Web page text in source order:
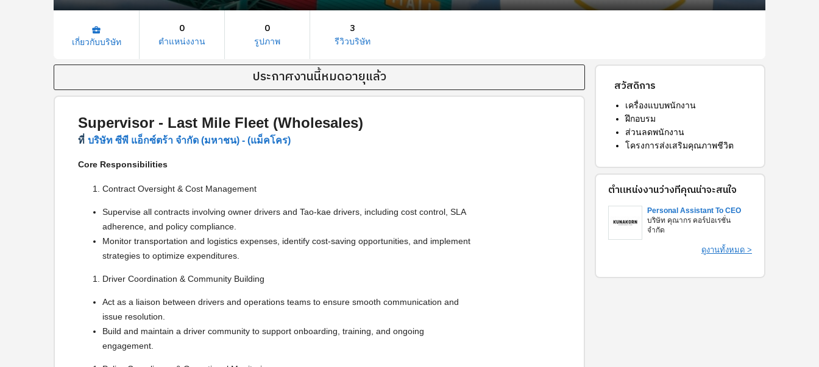
business_center
เกี่ยวกับบริษัท
0
ตำแหน่งงาน
0
รูปภาพ
3
รีวิวบริษัท
ประกาศงานนี้หมดอายุแล้ว
Supervisor - Last Mile Fleet (Wholesales)
ที่ บริษัท ซีพี แอ็กซ์ตร้า จำกัด (มหาชน) - (แม็คโคร)
Core Responsibilities
Contract Oversight & Cost Management
Supervise all contracts involving owner drivers and Tao-kae drivers, including cost control, SLA
adherence, and policy compliance.
Monitor transportation and logistics expenses, identify cost-saving opportunities, and implement
strategies to optimize expenditures.
Driver Coordination & Community Building
Act as a liaison between drivers and operations teams to ensure smooth communication and
issue resolution.
Build and maintain a driver community to support onboarding, training, and ongoing
engagement.
สวัสดิการ
เครื่องแบบพนักงาน
ฝึกอบรม
ส่วนลดพนักงาน
โครงการส่งเสริมคุณภาพชีวิต
ตำแหน่งงานว่างที่คุณน่าจะสนใจ
Personal Assistant To CEO
บริษัท คุณากร คอร์ปอเรชั่น
จำกัด
ดูงานทั้งหมด >